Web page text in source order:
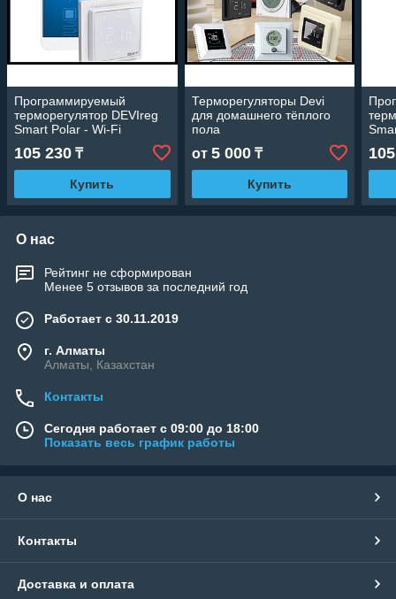
Программируемый
терморегулятор DEVIreg
Smart Polar - Wi-Fi
105 230 ₸
Купить
Терморегуляторы Devi
для домашнего тёплого
пола
от 5 000₸
Купить
О нас
Рейтинг не сформирован
Менее 5 отзывов за последний год
Работает с 30.11.2019
г. Алматы
Алматы, Казахстан
Контакты
Сегодня работает с 09:00 до 18:00
Показать весь график работы
О нас
Контакты
Доставка и оплата